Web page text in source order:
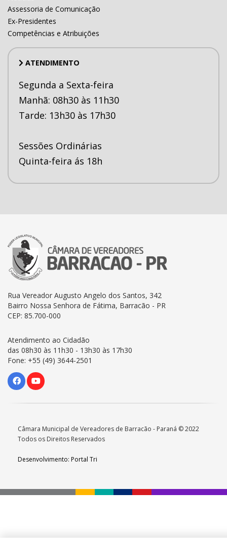
Assessoria de Comunicação
Ex-Presidentes
Competências e Atribuições
ATENDIMENTO
Segunda a Sexta-feira
Manhã: 08h30 às 11h30
Tarde: 13h30 às 17h30
Sessões Ordinárias
Quinta-feira ás 18h
Rua Vereador Augusto Angelo dos Santos, 342
Bairro Nossa Senhora de Fátima, Barracão - PR
CEP: 85.700-000
Atendimento ao Cidadão
das 08h30 às 11h30 - 13h30 às 17h30
Fone: +55 (49) 3644-2501
Câmara Municipal de Vereadores de Barracão - Paraná © 2022
Todos os Direitos Reservados
Desenvolvimento: Portal Tri